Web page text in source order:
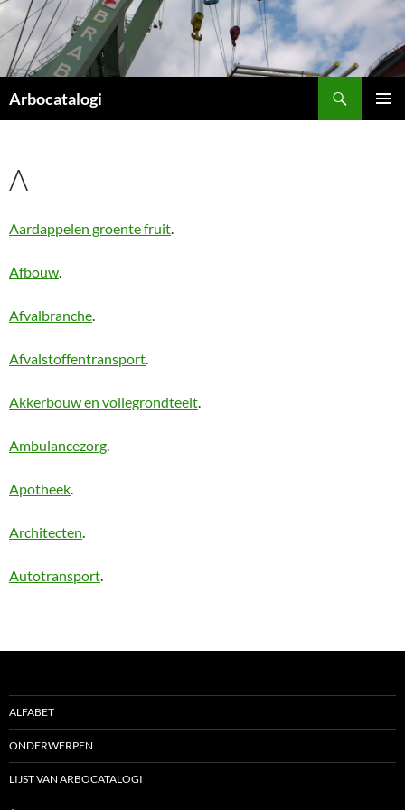
Ga
naar
de
inhoud
Arbocatalogi
A
Aardappelen groente fruit.
Afbouw.
Afvalbranche.
Afvalstoffentransport.
Akkerbouw en vollegrondteelt.
Ambulancezorg.
Apotheek.
Architecten.
Autotransport.
ALFABET
ONDERWERPEN
LIJST VAN ARBOCATALOGI